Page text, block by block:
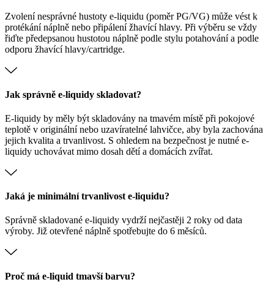
Zvolení nesprávné hustoty e-liquidu (poměr PG/VG) může vést k
protékání náplně nebo připálení žhavící hlavy. Při výběru se vždy
řiďte předepsanou hustotou náplně podle stylu potahování a podle
odporu žhavící hlavy/cartridge.
Jak správně e-liquidy skladovat?
E-liquidy by měly být skladovány na tmavém místě při pokojové
teplotě v originální nebo uzavíratelné lahvičce, aby byla zachována
jejich kvalita a trvanlivost. S ohledem na bezpečnost je nutné e-
liquidy uchovávat mimo dosah dětí a domácích zvířat.
Jaká je minimální trvanlivost e-liquidu?
Správně skladované e-liquidy vydrží nejčastěji 2 roky od data
výroby. Již otevřené náplně spotřebujte do 6 měsíců.
Proč má e-liquid tmavší barvu?